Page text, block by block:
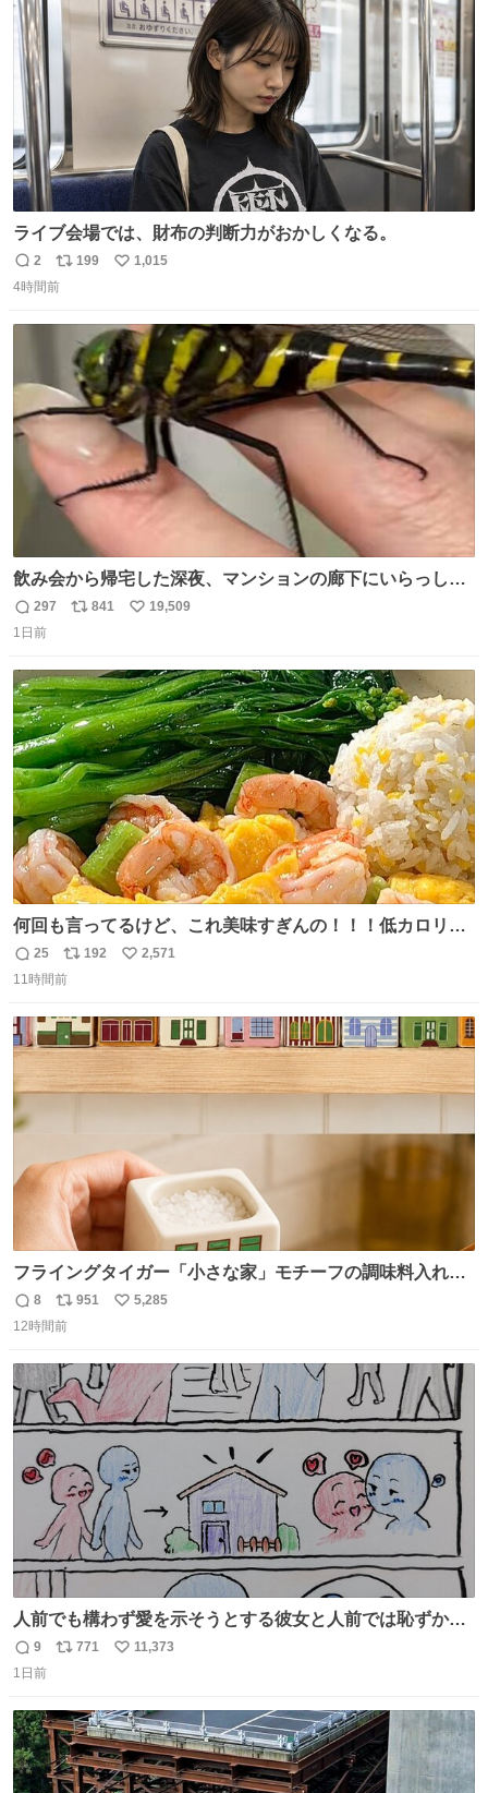
ライブ会場では、財布の判断力がおかしくなる。
返
信
2
リ
ポ
199
い
数
1,015
4時間前
飲み会から帰宅した深夜、マンションの廊下にいらっしゃ
ったオニヤンマ様 まさかこんな都会でお会いできるなんて
思っておらず大興奮しております かっこよすぎる 指を差し
たが、飛ばないということは弱っていらっしゃるのでしょ
うか…素敵すぎる
返
信
297
リ
ト
数
841
い
数
19,509
1日前
何回も言ってるけど、これ美味すぎんの！！！低カロリー
で満足感エグいから一生食べてる😭
返
信
25
リ
ポ
ト
数
192
い
数
2,571
11時間前
フライングタイガー「小さな家」モチーフの調味料入れ、
並べれば“デンマークの街並み”に ピンク・グリーン・テラ
コッタの全9種 - fashion-press.net/news/149552
返
信
8
リ
ポ
ト
数
951
い
数
5,285
12時間前
人前でも構わず愛を示そうとする彼女と人前では恥ずかし
いけど彼女を死ぬほど愛している彼氏 同士いませんか✋️
返
信
9
リ
ト
数
771
い
数
11,373
1日前